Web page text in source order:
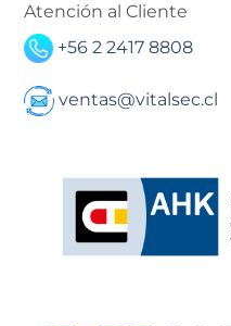
Atención al Cliente
+56 2 2417 8808
ventas@vitalsec.cl